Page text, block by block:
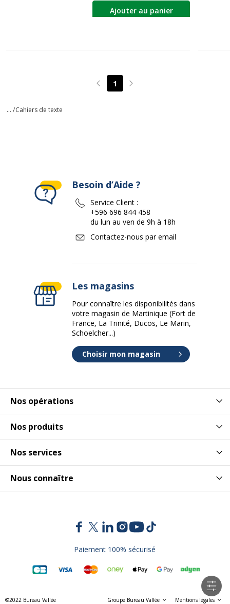
Ajouter au panier
Page précédente
1 Page suivante
... /Cahiers de texte
Nos opérations
Nos produits
Nos services
Nous connaître
Besoin d’Aide ?
Service Client :
+596 696 844 458
du lun au ven de 9h à 18h
Contactez-nous par email
Les magasins
Pour connaître les disponibilités dans
votre magasin de Martinique (Fort de
France, La Trinité, Ducos, Le Marin,
Schoelcher...)
Choisir mon magasin
Paiement 100% sécurisé
©2022 Bureau Vallée Groupe Bureau Vallée Mentions légales